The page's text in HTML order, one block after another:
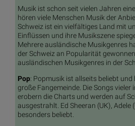
Musik ist schon seit vielen Jahren
hören viele Menschen Musik der
Schweiz ist ein vielfältiges Land mit
Einflüssen und ihre Musikszene
Mehrere ausländische Musikgenres
der Schweiz an Popularität
ausländischen Musikgenres in der
Pop: Popmusik ist allseits beliebt und
große Fangemeinde. Die Songs
erobern die Charts und werden auf
ausgestrahlt. Ed Sheeran (UK), Adele
besonders beliebt.